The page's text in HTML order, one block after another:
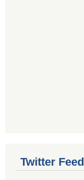
Twitter Feed